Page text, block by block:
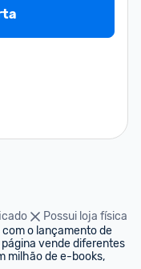
Possui loja física
o lançamento de
vende diferentes
milhão de e-books,